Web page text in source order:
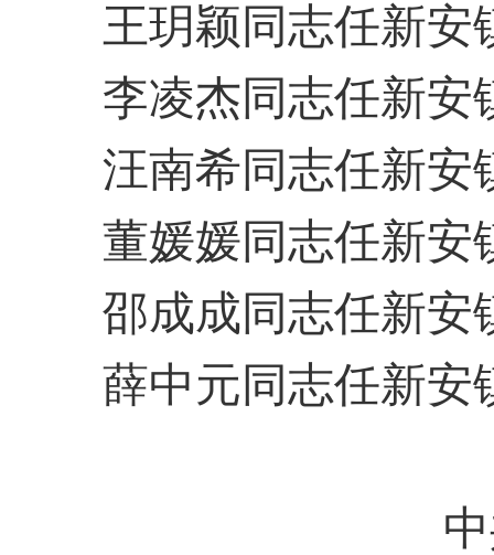
王玥颖同志任新安
李凌杰同志任新安
汪南希同志任新安
董媛媛同志任新安
邵成成同志任新安
薛中元同志任新安
中共新安